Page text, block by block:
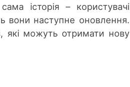
історія – користувачі
вони наступне оновлення.
які можуть отримати нову